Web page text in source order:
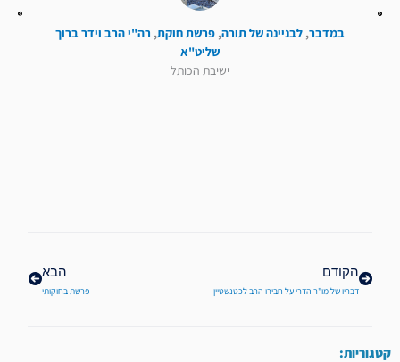
במדבר, לבניינה של תורה, פרשת חוקת, רה"י הרב וידר ברוך
שליט"א
ישיבת הכותל
הקודם
דבריו של מו"ר הדרי על חבירו הרב לכטנשטיין
הבא
פרשת בחוקותי
קטגוריות: